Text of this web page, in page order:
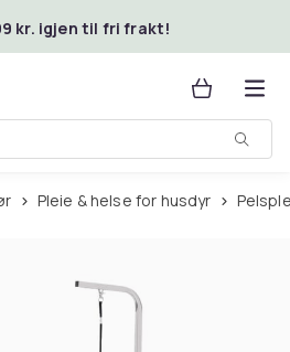
kr. igjen til fri frakt!
Pleie & helse for husdyr